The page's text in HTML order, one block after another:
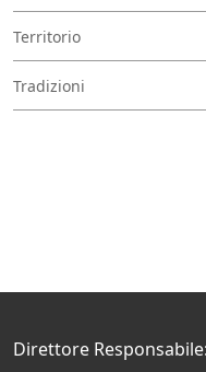
Territorio
Tradizioni
Direttore